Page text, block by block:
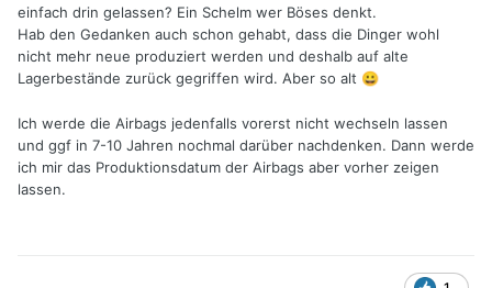
Und dann hat man den Fall, wo nen "geschrotteter" Ferrari
"eingeliefert" wird... alle Airbags offen... angeblich vor 1 Jahr
erneuert... nur leider steht auf dem Airbag das
Produktionsdatum... was da schon 15 Jahre vorbei hatte...
ergo hat der Kunde geschätzte 6000€ bezahlt für einen
Aufkleber für neue Airbags...??? (Von einer Ferrari
Vertragswerkstatt in Deutschland... deren Namen ich mir
einfach drin gelassen? Ein Schelm wer Böses denkt.
Hab den Gedanken auch schon gehabt, dass die Dinger wohl
nicht mehr neue produziert werden und deshalb auf alte
Lagerbestände zurück gegriffen wird. Aber so alt 😀
Ich werde die Airbags jedenfalls vorerst nicht wechseln lassen
und ggf in 7-10 Jahren nochmal darüber nachdenken. Dann werde
ich mir das Produktionsdatum der Airbags aber vorher zeigen
lassen.